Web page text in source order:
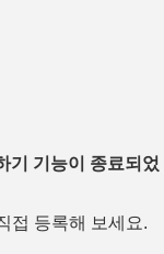
기 기능이 종료되었
접 등록해 보세요.